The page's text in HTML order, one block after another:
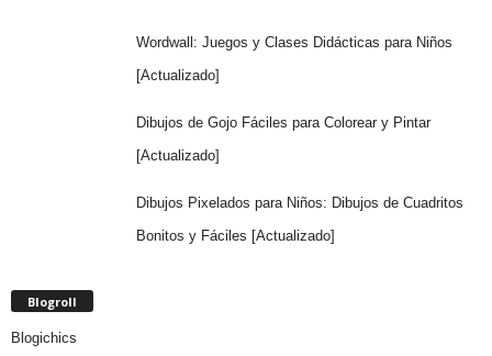
Wordwall: Juegos y Clases Didácticas para Niños
[Actualizado]
Dibujos de Gojo Fáciles para Colorear y Pintar
[Actualizado]
Dibujos Pixelados para Niños: Dibujos de Cuadritos
Bonitos y Fáciles [Actualizado]
Blogroll
Blogichics